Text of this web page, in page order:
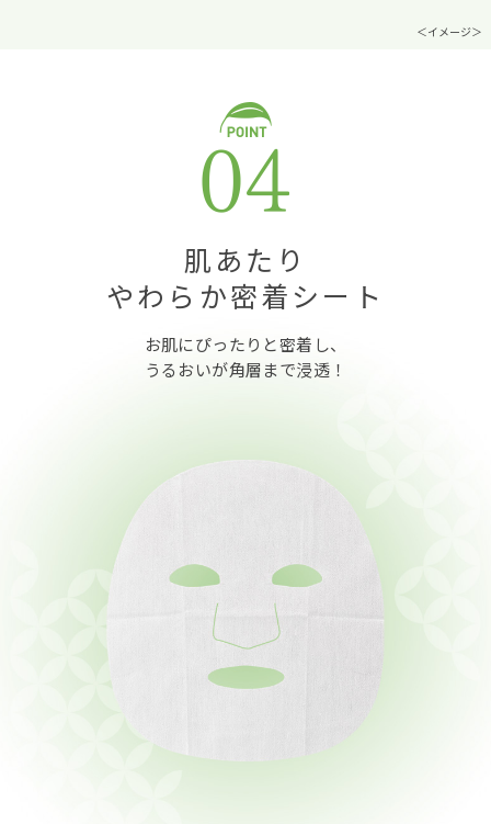
＜イメージ＞
肌あたり
やわらか密着シート
お肌にぴったりと密着し、
うるおいが角層まで浸透！